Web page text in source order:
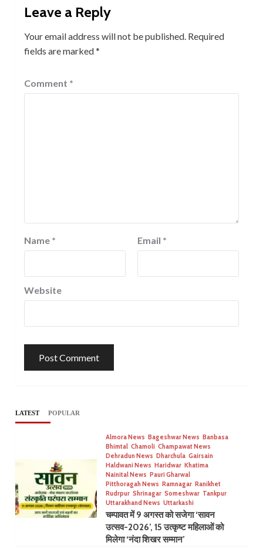
Leave a Reply
Your email address will not be published. Required
fields are marked*
Comment *
Name * Email *
Website
LATEST POPULAR
Almora News Bageshwar News Banbasa
Bhimtal Chamoli Champawat News
Dehradun News Dharchula Gairsain
Haldwani News Haridwar Khatima
Nainital News Pauri Gharwal
Pitthoragah News Ramnagar Ranikhet
Rudrpur Shrinagar Someshwar Tankpur
Uttarakhand News Uttarkashi
चम्पावत में 9 अगस्त को सजेगा ‘सावन
उत्सव-2026’, 15 उत्कृष्ट महिलाओं को
मिलेगा ‘नंदा शिखर सम्मान’